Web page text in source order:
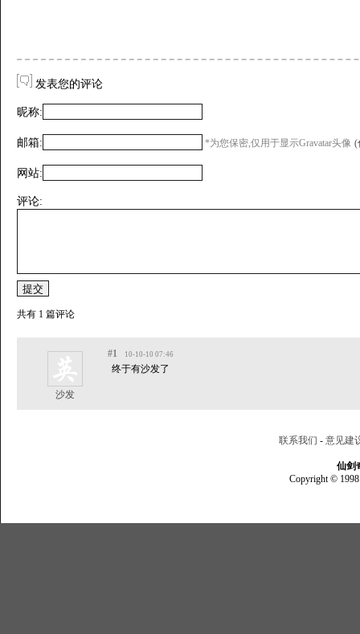
发表您的评论
昵称:
邮箱: *为您保密,仅用于显示Gravatar头像 (
网站:
评论:
共有 1 篇评论
沙发
#1 10-10-10 07:46
终于有沙发了
联系我们 - 意见建
仙剑
Copyright © 1998